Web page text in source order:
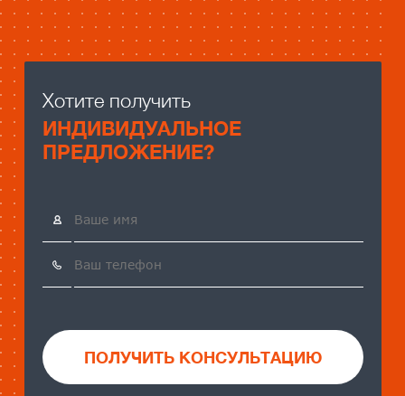
Хотите получить
ИНДИВИДУАЛЬНОЕ
ПРЕДЛОЖЕНИЕ?
ПОЛУЧИТЬ КОНСУЛЬТАЦИЮ